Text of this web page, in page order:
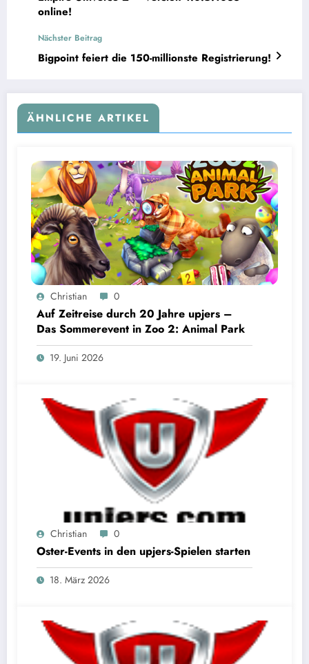
online!
Nächster Beitrag
Bigpoint feiert die 150-millionste Registrierung!
ÄHNLICHE ARTIKEL
Christian 0
Auf Zeitreise durch 20 Jahre upjers –
Das Sommerevent in Zoo 2: Animal Park
19. Juni 2026
Christian 0
Oster-Events in den upjers-Spielen starten
18. März 2026